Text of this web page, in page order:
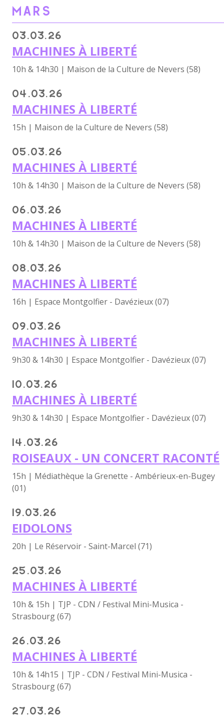
MARS
03.03.26
MACHINES À LIBERTÉ
10h & 14h30 | Maison de la Culture de Nevers (58)
04.03.26
MACHINES À LIBERTÉ
15h | Maison de la Culture de Nevers (58)
05.03.26
MACHINES À LIBERTÉ
10h & 14h30 | Maison de la Culture de Nevers (58)
06.03.26
MACHINES À LIBERTÉ
10h & 14h30 | Maison de la Culture de Nevers (58)
08.03.26
MACHINES À LIBERTÉ
16h | Espace Montgolfier - Davézieux (07)
09.03.26
MACHINES À LIBERTÉ
9h30 & 14h30 | Espace Montgolfier - Davézieux (07)
10.03.26
MACHINES À LIBERTÉ
9h30 & 14h30 | Espace Montgolfier - Davézieux (07)
14.03.26
ROISEAUX - UN CONCERT RACONTÉ
15h | Médiathèque la Grenette - Ambérieux-en-Bugey
(01)
19.03.26
EIDOLONS
20h | Le Réservoir - Saint-Marcel (71)
25.03.26
MACHINES À LIBERTÉ
10h & 15h | TJP - CDN / Festival Mini-Musica -
Strasbourg (67)
26.03.26
MACHINES À LIBERTÉ
10h & 14h15 | TJP - CDN / Festival Mini-Musica -
Strasbourg (67)
27.03.26